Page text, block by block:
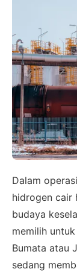
Dalam
hidrogen cair
budaya
memilih
Bumata atau
sedang
SALES
estimasi